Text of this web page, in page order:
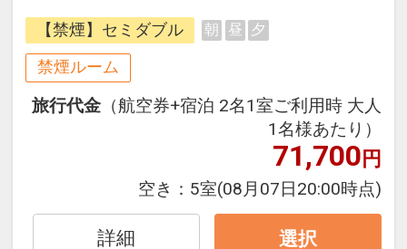
阪急電車のハブターミナルである十
三駅からは大阪、京都、神戸に直通
電車が出ており、アクセス抜群！伊
丹空港からは乗換１回約20分と便利
です。
お食事は館内に和・洋・中・鉄板焼
レストランやバー・カフェ等ホテル
内に7つもございます。また館内に
を誇るフィットネスクラブ「GOLD'S
【禁煙】セミダブル 朝 昼 夕
禁煙ルーム
旅行代金 （航空券+宿泊 2名1室ご利用時 大人
1名様あたり）
71,700円
空き： 5室(08月07日20:00時点)
詳細 選択